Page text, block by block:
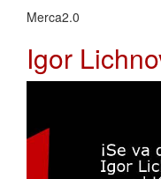
Merca2.0
Igor